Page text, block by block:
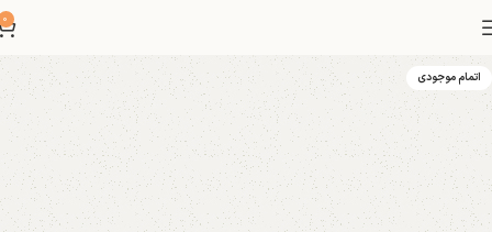
0
اتمام موجودی